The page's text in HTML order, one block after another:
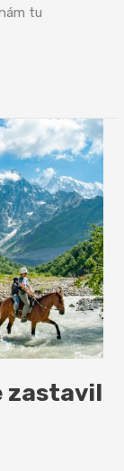
tu
zastavil